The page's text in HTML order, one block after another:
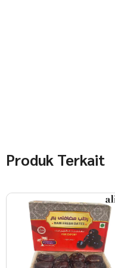
Produk Terkait